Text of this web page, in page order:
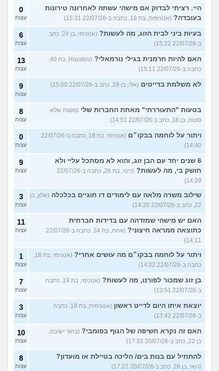
היי. רציתי לבדוק אם מישהי עשתה לאחרונה טירונות
בעובדה? (אנונימית, בת 18, כתבה ב-22/07/26 15:31)
0
עצות
בעיות ביני לבית הזוג, מה לעשות?
(אנונימי, בן 24, כתב
ב-22/07/26 15:22)
6
עצות
האם להיות חרמנית בגילי נורמאלי?
(Hayatov, בת 40,
כתבה ב-22/07/26 15:11)
13
עצות
לא משלמת בדייטים (אלי, בן 29, כתב ב-22/07/26 15:00) 9
עצות
בטעות "התעוררתי" מאחת החברות שלי (מקווה שלא
סוטה, בן 18, כתב ב-22/07/26 14:51)
8
עצות
ויתור על לוחמה בבקו״ם
(אנונימי, בת 18, כתבה ב-22/07/26
14:40)
0
עצות
6 שנים יחד עם הבן זוג, והוא לא מסתכל עליי ולא
חושק בי, מה לעשות?
(כינוי, בת 26, כתבה ב-22/07/26
14:29)
9
עצות
שילוב משרה מלאה עם לימודים דו חוגיים בכלכלה (אלון, בן
22, כתב ב-22/07/26 14:20)
3
עצות
האם יש מישהי שמזדהה עם בדידות חברתית
כתוצאה ממראה חיצוני?
(אחת, בת 34, כתבה ב-22/07/26
14:11)
11
עצות
ויתור על לוחמה בבקו״ם מה עושים אחרי?
(אנונימי, בת 18,
כתבה ב-22/07/26 14:02)
1
עצות
בן זוג שמכור לפורנו, מה לעשות?
(אנונימי, בת 19, כתבה
ב-22/07/26 13:51)
7
עצות
יוצאת איתו היום לדייט ראשון
(אנונימית, בת 18, כתבה
ב-22/07/26 13:42)
3
עצות
האם זה נקרא חשיפה של הגוף בפומבי? (בחור ישיבה,
בן 22, כתב ב-20/07/26 17:33)
10
עצות
להתחיל עם בנות בים/ הליכה בטיילת או מועדון?
(רואי, בן 26, כתב ב-20/07/26 17:22)
8
עצות